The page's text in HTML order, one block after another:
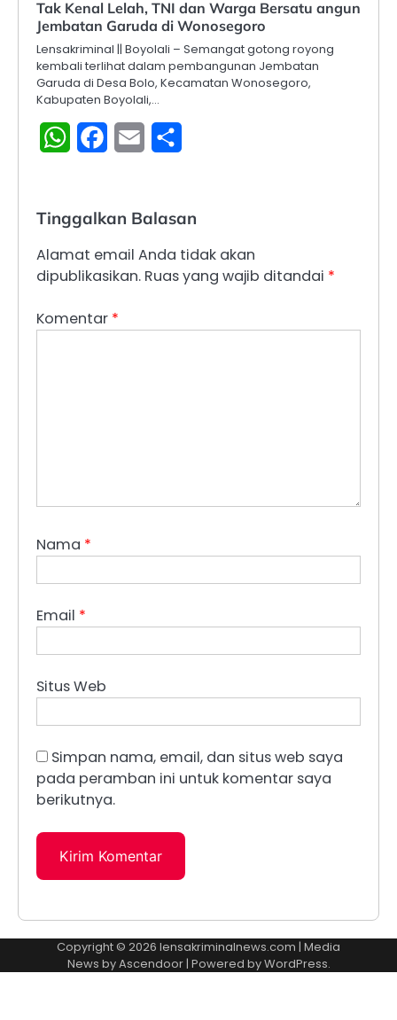
Tak Kenal Lelah, TNI dan Warga Bersatu angun
Jembatan Garuda di Wonosegoro
Lensakriminal || Boyolali – Semangat gotong royong
kembali terlihat dalam pembangunan Jembatan
Garuda di Desa Bolo, Kecamatan Wonosegoro,
Kabupaten Boyolali,…
WhatsAppFacebook
Email
Tinggalkan Balasan
Alamat email Anda tidak akan
dipublikasikan. Ruas yang wajib ditandai *
Komentar *
Nama *
Email *
Situs Web
Simpan nama, email, dan situs web saya
pada peramban ini untuk komentar saya
berikutnya.
Copyright © 2026 lensakriminalnews.com | Media
News byAscendoor| Powered byWordPress.